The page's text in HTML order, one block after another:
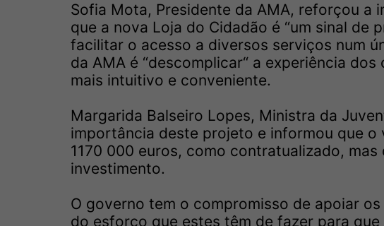
Sofia Mota, Presidente da AMA, reforçou a
que a nova Loja do Cidadão é “um sinal de
facilitar o acesso a diversos serviços num
da AMA é “descomplicar“ a experiência
mais intuitivo e conveniente.
Margarida Balseiro Lopes, Ministra da
importância deste projeto e informou que o
1170 000 euros, como contratualizado,
investimento.
O governo tem o compromisso de apoiar
do esforço que estes têm de fazer para